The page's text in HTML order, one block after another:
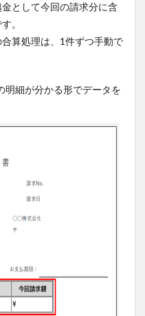
として今回の請求分に含
。
算処理は、1件ずつ手動で
明細が分かる形でデータを